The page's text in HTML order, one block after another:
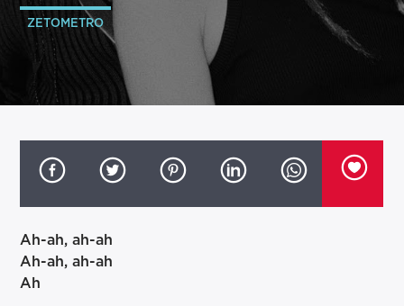
ZETOMETRO
Ah-ah, ah-ah
Ah-ah, ah-ah
Ah